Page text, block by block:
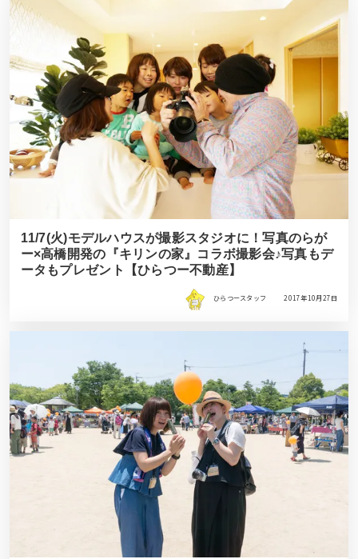
11/7(火)モデルハウスが撮影スタジオに！写真のらが
ー×高橋開発の『キリンの家』コラボ撮影会♪写真もデ
ータもプレゼント【ひらつー不動産】
ひらつースタッフ 2017年10月27日